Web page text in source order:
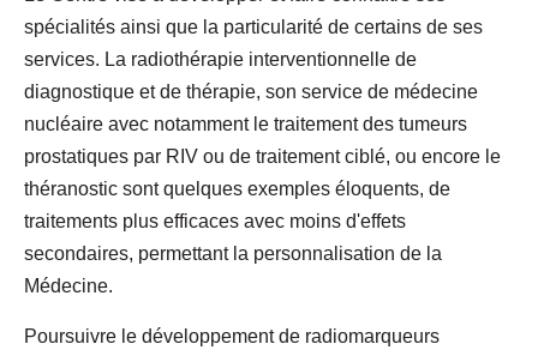
spécialités ainsi que la particularité de certains de ses
services. La radiothérapie interventionnelle de
diagnostique et de thérapie, son service de médecine
nucléaire avec notamment le traitement des tumeurs
prostatiques par RIV ou de traitement ciblé, ou encore le
théranostic sont quelques exemples éloquents, de
traitements plus efficaces avec moins d'effets
secondaires, permettant la personnalisation de la
Médecine.
Poursuivre le développement de radiomarqueurs